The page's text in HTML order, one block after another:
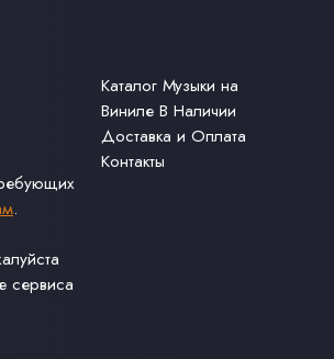
.
сервиса
Каталог Музыки на
Виниле В Наличии
Доставка и Оплата
Контакты